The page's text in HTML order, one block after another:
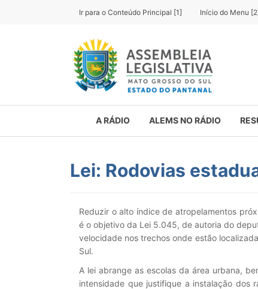
Ir para o Conteúdo Principal [1] Início do Menu
A RÁDIO ALEMS NO RÁDIO
Lei: Rodovias
Reduzir o alto índice de atropelamentos
é o objetivo da Lei 5.045, de autoria do
velocidade nos trechos onde estão
Sul.
A lei abrange as escolas da área urbana,
intensidade que justifique a instalação dos